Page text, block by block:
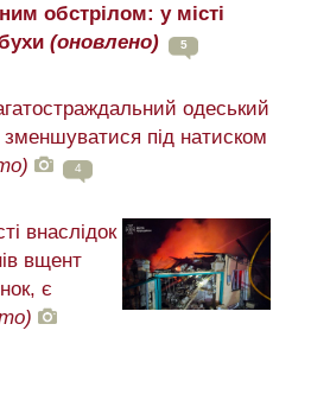
обстрілом: у місті
(оновлено) 5
одеський
під натиском
4
внаслідок
вщент
є